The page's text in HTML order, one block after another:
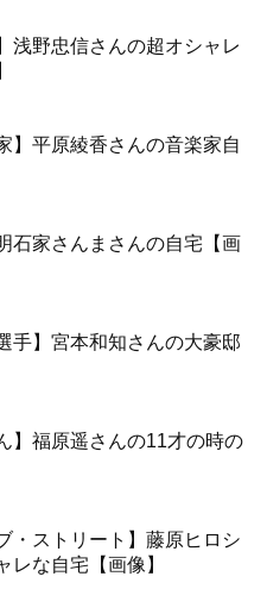
浅野忠信さんの超オシャレ
】平原綾香さんの音楽家自
石家さんまさんの自宅【画
手】宮本和知さんの大豪邸
】福原遥さんの11才の時の
・ストリート】藤原ヒロシ
レな自宅【画像】